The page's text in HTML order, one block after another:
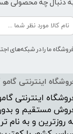
اینترنتی گامو
اینترنتی
مستقیم و
روزترین و به نام
دنبال چه محصولی
ما را در شبکه‌های